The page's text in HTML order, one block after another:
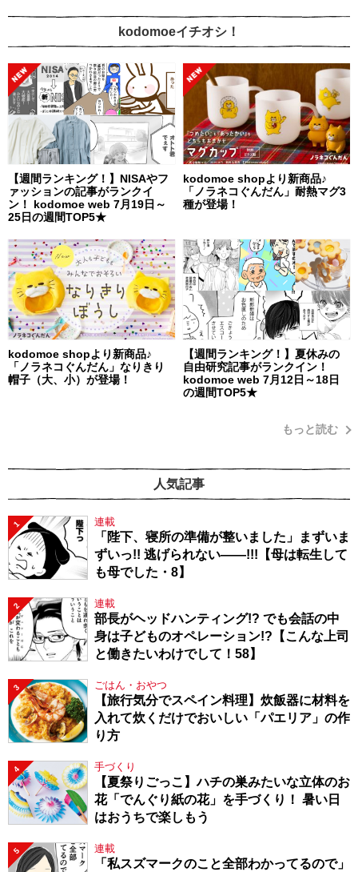
kodomoeイチオシ！
【週間ランキング！】NISAやフ
ァッションの記事がランクイ
ン！ kodomoe web 7月19日～
25日の週間TOP5★
kodomoe shopより新商品♪
「ノラネコぐんだん」耐熱マグ3
種が登場！
kodomoe shopより新商品♪
「ノラネコぐんだん」なりきり
帽子（大、小）が登場！
【週間ランキング！】夏休みの
自由研究記事がランクイン！
kodomoe web 7月12日～18日
の週間TOP5★
もっと読む
人気記事
1 連載
「陛下、寝所の準備が整いました」まずいま
ずいっ!! 逃げられない――!!!【母は転生して
も母でした・8】
2 連載
部長がヘッドハンティング!? でも会話の中
身は子どものオペレーション!?【こんな上司
と働きたいわけでして！58】
3 ごはん・おやつ
【旅行気分でスペイン料理】炊飯器に材料を
入れて炊くだけでおいしい「パエリア」の作
り方
4 手づくり
【夏祭りごっこ】ハチの巣みたいな立体のお
花「でんぐり紙の花」を手づくり！ 暑い日
はおうちで楽しもう
5 連載
「私スズマークのこと全部わかってるので」